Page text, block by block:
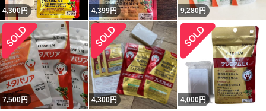
4,300円 4,399円 9,280 円
7,500円 4,300円 4,000円